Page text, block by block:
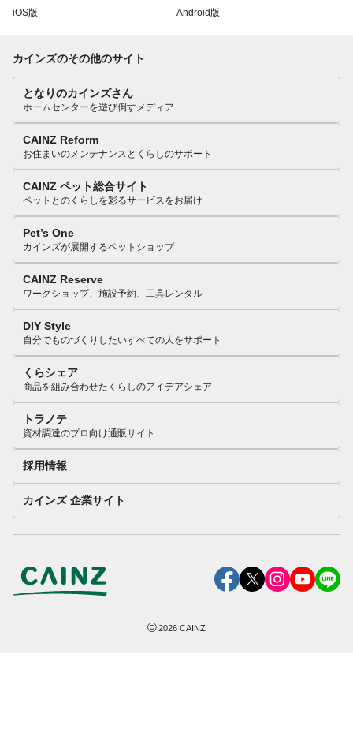
iOS版 Android版
カインズのその他のサイト
となりのカインズさん
ホームセンターを遊び倒すメディア
CAINZ Reform
お住まいのメンテナンスとくらしのサポート
CAINZ ペット総合サイト
ペットとのくらしを彩るサービスをお届け
Pet’s One
カインズが展開するペットショップ
CAINZ Reserve
ワークショップ、施設予約、工具レンタル
DIY Style
自分でものづくりしたいすべての人をサポート
くらシェア
商品を組み合わせたくらしのアイデアシェア
トラノテ
資材調達のプロ向け通販サイト
採用情報
カインズ 企業サイト
©2026 CAINZ